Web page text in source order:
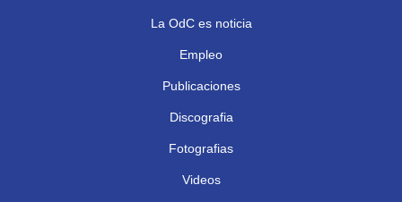
La OdC es noticia
Empleo
Publicaciones
Discografia
Fotografias
Videos